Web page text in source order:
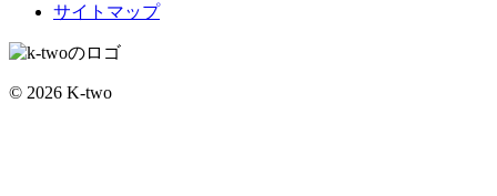
サイトマップ
© 2026 K-two